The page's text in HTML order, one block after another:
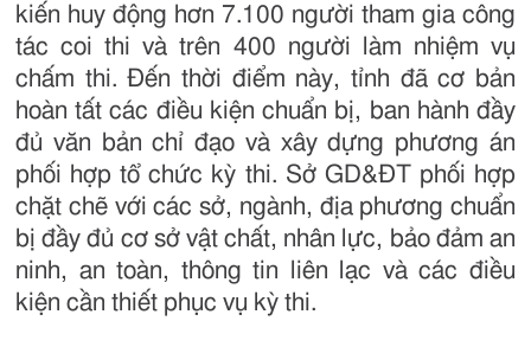
kiến huy động hơn 7.100 người tham gia công
tác coi thi và trên 400 người làm nhiệm vụ
chấm thi. Đến thời điểm này, tỉnh đã cơ bản
hoàn tất các điều kiện chuẩn bị, ban hành đầy
đủ văn bản chỉ đạo và xây dựng phương án
phối hợp tổ chức kỳ thi. Sở GD&ĐT phối hợp
chặt chẽ với các sở, ngành, địa phương chuẩn
bị đầy đủ cơ sở vật chất, nhân lực, bảo đảm an
ninh, an toàn, thông tin liên lạc và các điều
kiện cần thiết phục vụ kỳ thi.